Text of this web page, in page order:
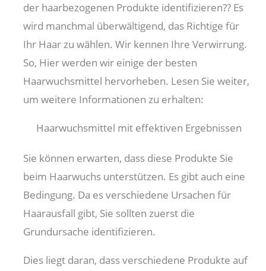
der haarbezogenen Produkte identifizieren?? Es
wird manchmal überwältigend, das Richtige für
Ihr Haar zu wählen. Wir kennen Ihre Verwirrung.
So, Hier werden wir einige der besten
Haarwuchsmittel hervorheben. Lesen Sie weiter,
um weitere Informationen zu erhalten:
Haarwuchsmittel mit effektiven Ergebnissen
Sie können erwarten, dass diese Produkte Sie
beim Haarwuchs unterstützen. Es gibt auch eine
Bedingung. Da es verschiedene Ursachen für
Haarausfall gibt, Sie sollten zuerst die
Grundursache identifizieren.
Dies liegt daran, dass verschiedene Produkte auf